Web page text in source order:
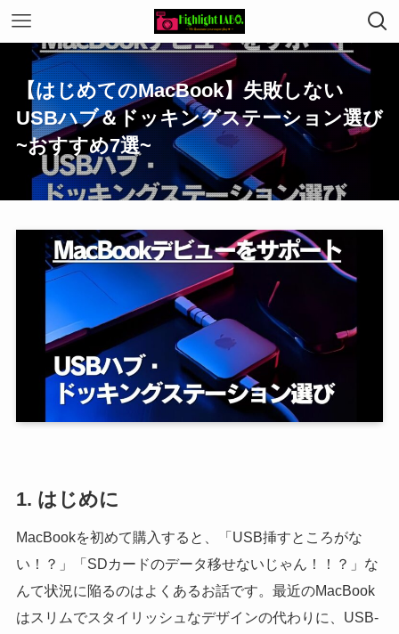
【はじめてのMacBook】失敗しない
USBハブ＆ドッキングステーション選び
~おすすめ7選~
1. はじめに
MacBookを初めて購入すると、「USB挿すところがな
い！？」「SDカードのデータ移せないじゃん！！？」な
んて状況に陥るのはよくあるお話です。最近のMacBook
はスリムでスタイリッシュなデザインの代わりに、USB-